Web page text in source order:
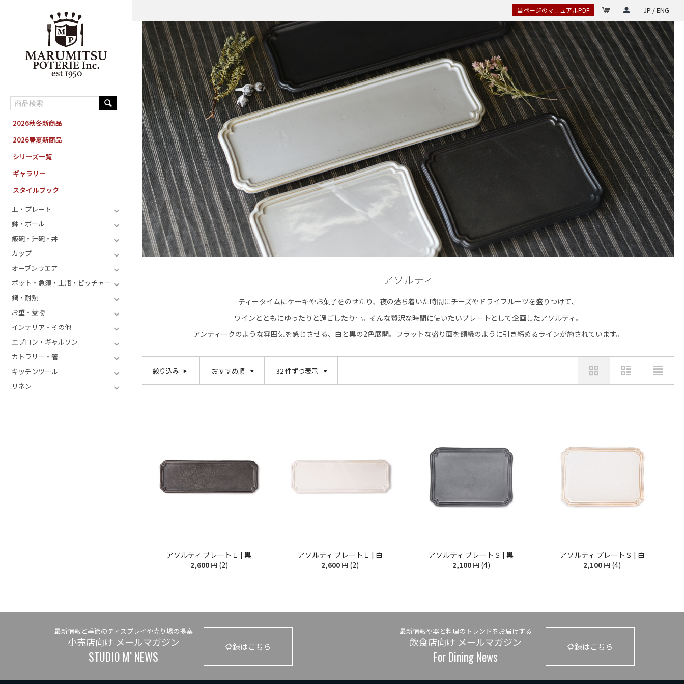
MARUMITSU POTERIE ORDER SYSTEM JP / ENG
当ページのマニュアルPDF
2026秋冬新商品
2026春夏新商品
シリーズ一覧
ギャラリー
スタイルブック
皿・プレート
鉢・ボール
飯碗・汁碗・丼
カップ
オーブンウエア
ポット・急須・土瓶・ピッチャー
鍋・耐熱
お重・蓋物
インテリア・その他
エプロン・ギャルソン
カトラリー・箸
キッチンツール
リネン
アソルティ
ティータイムにケーキやお菓子をのせたり、夜の落ち着いた時間にチーズやドライフルーツを盛りつけて、
ワインとともにゆったりと過ごしたり…。そんな贅沢な時間に使いたいプレートとして企画したアソルティ。
アンティークのような雰囲気を感じさせる、白と黒の2色展開。フラットな盛り面を額縁のように引き締めるラインが施されています。
絞り込み おすすめ順 32 件ずつ表示
アソルティ プレートＬ | 黒
2,600 円 (2)
アソルティ プレートＬ | 白
2,600 円 (2)
アソルティ プレートＳ | 黒
2,100 円 (4)
アソルティ プレートＳ | 白
2,100 円 (4)
最新情報と季節のディスプレイや売り場の提案
小売店向け メールマガジン
STUDIO M’ NEWS
登録はこちら
最新情報や器と料理のトレンドをお届けする
飲食店向け メールマガジン
For Dining News
登録はこちら